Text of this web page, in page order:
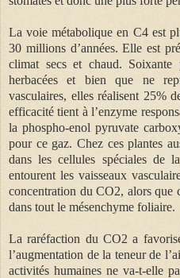
La voie métabolique en C4 est
30 millions d’années. Elle est
climat secs et chaud.
herbacées et bien que ne
vasculaires, elles réalisent 25%
efficacité tient à l’enzyme
la phospho-enol pyruvate
pour ce gaz. Chez ces plantes
dans les cellules spéciales de
entourent les vaisseaux
concentration du CO2, alors que
dans tout le mésenchyme foliaire.
La raréfaction du CO2 a
l’augmentation de la teneur de
activités humaines ne va-t-elle